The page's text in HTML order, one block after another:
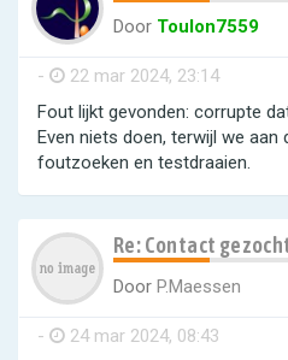
Door Toulon7559
- 22 mar 2024, 23:14
Fout lijkt gevonden: corrupte
Even niets doen, terwijl we aan
foutzoeken en testdraaien.
Re: Contact
Door P.Maessen
- 24 mar 2024, 08:43